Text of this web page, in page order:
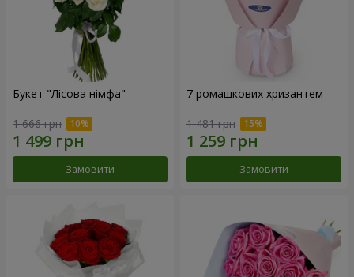
Букет "Лісова німфа"
1 666 грн
Замовити
7 ромашкових хризантем
1 481 грн
Замовити